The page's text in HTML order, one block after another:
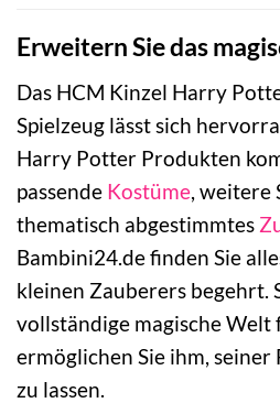
Erweitern Sie das
Das HCM Kinzel Harry
Spielzeug lässt sich
Harry Potter Produkten
passende Kostüme, weitere
thematisch abgestimmtes
Bambini24.de finden Sie
kleinen Zauberers begehrt.
vollständige magische
ermöglichen Sie ihm,
zu lassen.